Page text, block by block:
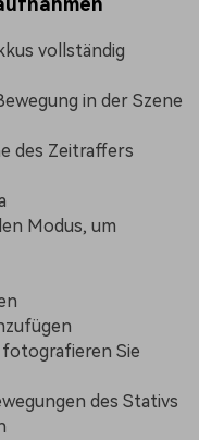
vollständig
in der Szene
des Zeitraffers
Modus, um
fotografieren Sie
des Stativs